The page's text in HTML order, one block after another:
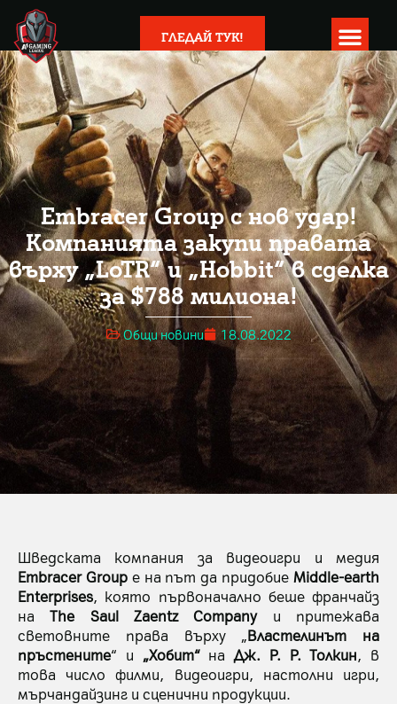
ГЛЕДАЙ ТУК!
Embracer Group с нов удар!
Компанията закупи правата
върху „LoTR“ и „Hobbit“ в сделка
за $788 милиона!
Общи новини 18.08.2022
Шведската компания за видеоигри и медия
Embracer Groupе на път да придобиеMiddle-earth
Enterprises, която първоначално беше франчайз
наThe Saul Zaentz Companyи притежава
световните права върху „Властелинът на
пръстените“ и „Хобит“наДж. Р. Р. Толкин, в
това число филми, видеоигри, настолни игри,
мърчандайзинг и сценични продукции.